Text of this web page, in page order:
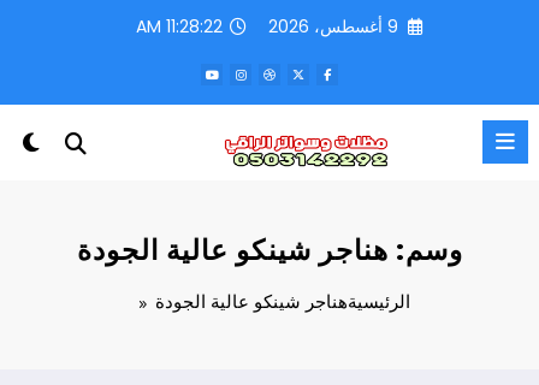
9 أغسطس، 2026 11:28:22 AM
وسم: هناجر شينكو عالية الجودة
الرئيسيةهناجر شينكو عالية الجودة